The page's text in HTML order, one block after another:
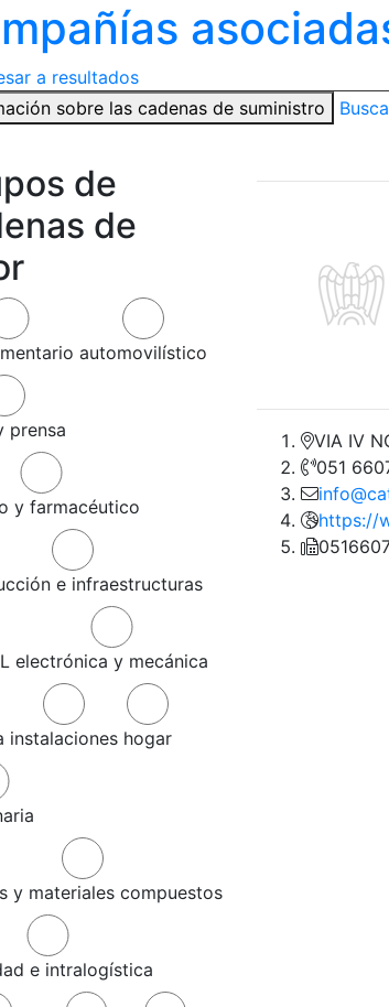
a resultados
sobre las cadenas de suministro
de
de
automovilístico
prensa
y farmacéutico
e infraestructuras
electrónica y mecánica
instalaciones hogar
y materiales compuestos
e intralogística
VIA IV
051
https://